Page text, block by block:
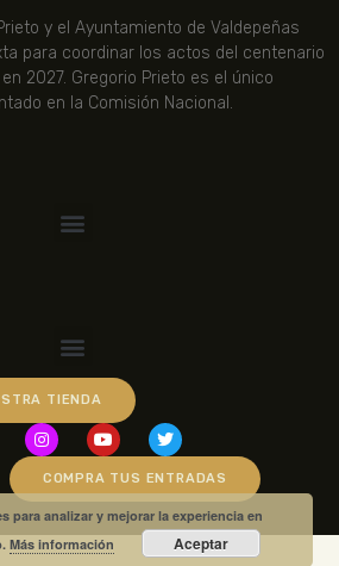
y el Ayuntamiento de Valdepeñas
para coordinar los actos del centenario
2027. Gregorio Prieto es el único
en la Comisión Nacional.
TIENDA
COMPRA TUS ENTRADAS
para analizar y mejorar la experiencia en
Más información Aceptar